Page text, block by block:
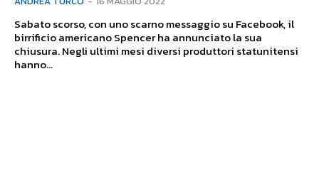
Sabato scorso, con uno scarno messaggio su Facebook, il
birrificio americano Spencer ha annunciato la sua
chiusura. Negli ultimi mesi diversi produttori statunitensi
hanno...